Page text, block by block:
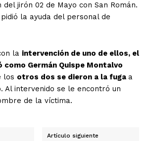
jirón 02 de Mayo con San Román.
la ayuda del personal de
la intervención de uno de ellos, el
Germán Quispe Montalvo
los otros dos se dieron a la fuga a
Al intervenido se le encontró un
de la víctima.
Artículo siguiente